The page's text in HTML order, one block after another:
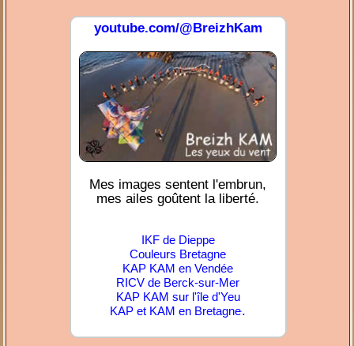
youtube.com/@BreizhKam
Mes images sentent l'embrun,
mes ailes goûtent la liberté.
IKF de Dieppe
Couleurs Bretagne
KAP KAM en Vendée
RICV de Berck-sur-Mer
KAP KAM sur l'île d'Yeu
KAP et KAM en Bretagne.